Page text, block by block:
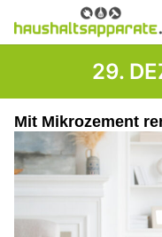
29.
Mit Mikrozement